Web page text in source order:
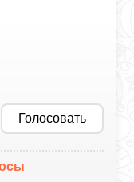
Голосовать